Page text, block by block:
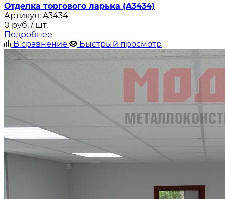
Отделка торгового ларька (A3434)
Артикул: A3434
0 руб. / шт.
Подробнее
В сравнение
Быстрый просмотр